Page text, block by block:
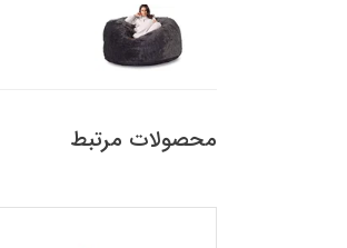
محصولات مرتبط